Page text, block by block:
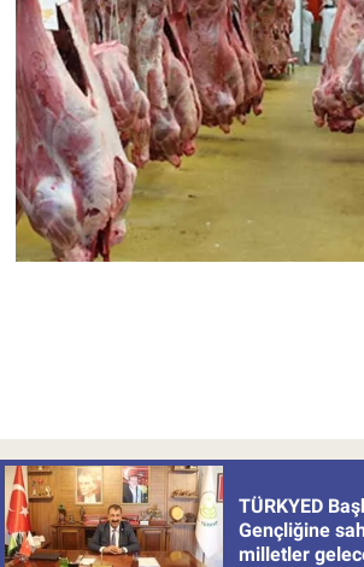
TÜRKYED
Gençliğine
milletler